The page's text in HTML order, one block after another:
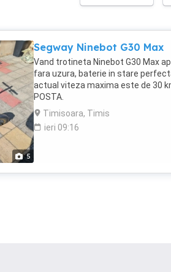
5
Segway Ninebot G30 Max
Vand trotineta Ninebot G30 Max
fara uzura, baterie in stare
actual viteza maxima este de 30
POSTA.
Timisoara, Timis
ieri 09:16